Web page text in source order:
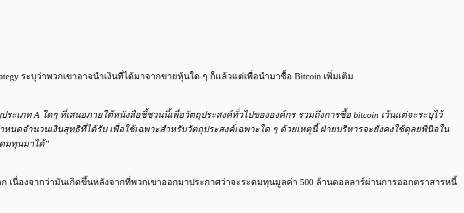
ระบุว่าพวกเขาอาจนำเงินที่ได้มาจากขายหุ้นใด ๆ ก็แล้วแต่เพื่อนำมาซื้อ Bitcoin เพิ่มเติม
ะเภท A ใดๆ ที่เสนอภายใต้หนังสือชี้ชวนนี้เพื่อวัตถุประสงค์ทั่วไปขององค์กร รวมถึงการซื้อ bitcoin เว้นแต่จะระบุไว้
หนดจำนวนเงินสุทธิที่ได้รับ เพื่อใช้เฉพาะสำหรับวัตถุประสงค์เฉพาะใด ๆ ด้วยเหตุนี้ ฝ่ายบริหารจะยังคงใช้ดุลยพินิจใน
มทุนมาได้”
เนื่องจากว่ามันเกิดขึ้นหลังจากที่พวกเขาออกมาประกาศว่าจะระดมทุนมูลค่า 500 ล้านดอลลาร์ผ่านการออกตราสารหนี้